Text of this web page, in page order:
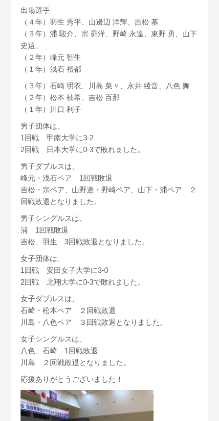
出場選手
（４年）羽生 秀平、山邊辺 洋輝、吉松 基
（３年）浦 駿介、宗 昴洋、野崎 永遠、東野 勇、山下
史遠、
（２年）峰元 智生
（１年）浅石 裕都
（３年）石崎 明衣、川島 菜々、永井 綾音、八色 舞
（２年）松本 柚希、吉松 百那
（１年）川口 利子
男子団体は、
1回戦 甲南大学に3-2
2回戦 日本大学に0-3で敗れました。
男子ダブルスは、
峰元・浅石ペア 1回戦敗退
吉松・宗ペア、山野邉・野崎ペア、山下・浦ペア ２
回戦敗退となりました。
男子シングルスは、
浦 1回戦敗退
吉松、羽生 3回戦敗退となりました。
女子団体は、
1回戦 安田女子大学に3-0
2回戦 北翔大学に0-3で敗れました。
女子ダブルスは、
石崎・松本ペア ２回戦敗退
川島・八色ペア ３回戦敗退となりました。
女子シングルスは、
八色、石崎 1回戦敗退
川島 ２回戦敗退となりました。
応援ありがとうございました！